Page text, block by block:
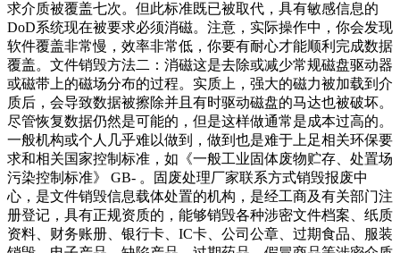
求介质被覆盖七次。但此标准既已被取代，具有敏感信息的
DoD系统现在被要求必须消磁。注意，实际操作中，你会发现
软件覆盖非常慢，效率非常低，你要有耐心才能顺利完成数据
覆盖。文件销毁方法二：消磁这是去除或减少常规磁盘驱动器
或磁带上的磁场分布的过程。实质上，强大的磁力被加载到介
质后，会导致数据被擦除并且有时驱动磁盘的马达也被破坏。
尽管恢复数据仍然是可能的，但是这样做通常是成本过高的。
一般机构或个人几乎难以做到，做到也是难于上足相关环保要
求和相关国家控制标准，如《一般工业固体废物贮存、处置场
污染控制标准》 GB- 。固废处理厂家联系方式销毁报废中
心，是文件销毁信息载体处置的机构，是经工商及有关部门注
册登记，具有正规资质的，能够销毁各种涉密文件档案、纸质
资料、财务账册、银行卡、IC卡、公司公章、过期食品、服装